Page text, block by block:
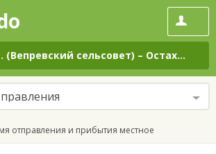
(Вепревский сельсовет) – Остахово с.
отправления и прибытия местное